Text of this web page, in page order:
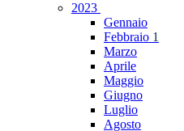
2023
Gennaio
Febbraio 1
Marzo
Aprile
Maggio
Giugno
Luglio
Agosto